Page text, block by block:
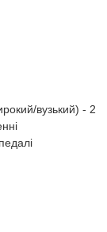
вузький) - 2